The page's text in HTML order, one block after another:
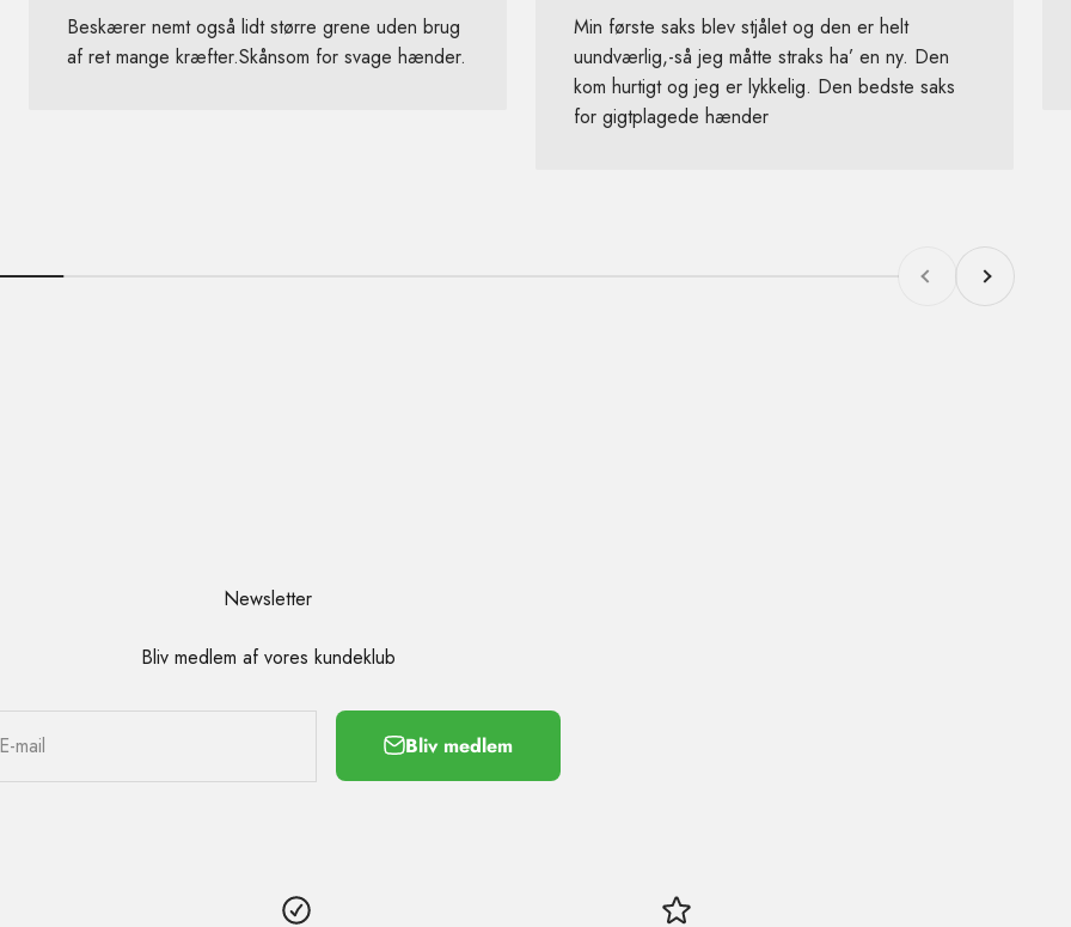
Beskærer nemt også lidt større grene uden brug
af ret mange kræfter.Skånsom for svage hænder.
Min første saks blev stjålet og den er helt
uundværlig,-så jeg måtte straks ha’ en ny. Den
kom hurtigt og jeg er lykkelig. Den bedste saks
for gigtplagede hænder
Newsletter
Bliv medlem af vores kundeklub
E-mail Bliv medlem